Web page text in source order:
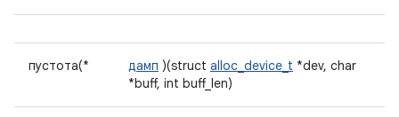
пустота(* дамп )(struct alloc_device_t *dev, char
*buff, int buff_len)